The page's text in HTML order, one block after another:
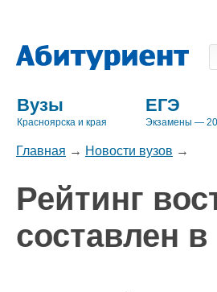
Вузы
Красноярска и края
ЕГЭ
Экзамены —
Главная → Новости вузов →
Рейтинг
составлен